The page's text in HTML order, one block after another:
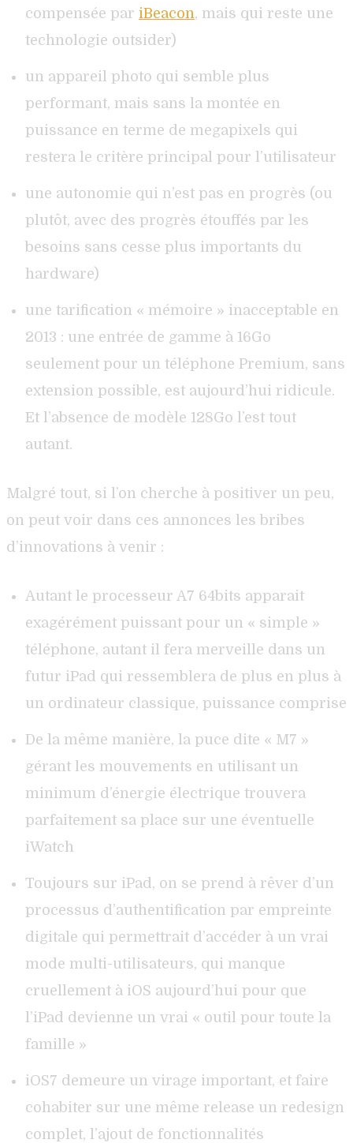
compensée par iBeacon, mais qui reste une
technologie outsider)
un appareil photo qui semble plus
performant, mais sans la montée en
puissance en terme de megapixels qui
restera le critère principal pour l’utilisateur
une autonomie qui n’est pas en progrès (ou
plutôt, avec des progrès étouffés par les
besoins sans cesse plus importants du
hardware)
une tarification « mémoire » inacceptable en
2013 : une entrée de gamme à 16Go
seulement pour un téléphone Premium, sans
extension possible, est aujourd’hui ridicule.
Et l’absence de modèle 128Go l’est tout
autant.
Malgré tout, si l’on cherche à positiver un peu,
on peut voir dans ces annonces les bribes
d’innovations à venir :
Autant le processeur A7 64bits apparait
exagérément puissant pour un « simple »
téléphone, autant il fera merveille dans un
futur iPad qui ressemblera de plus en plus à
un ordinateur classique, puissance comprise
De la même manière, la puce dite « M7 »
gérant les mouvements en utilisant un
minimum d’énergie électrique trouvera
parfaitement sa place sur une éventuelle
iWatch
Toujours sur iPad, on se prend à rêver d’un
processus d’authentification par empreinte
digitale qui permettrait d’accéder à un vrai
mode multi-utilisateurs, qui manque
cruellement à iOS aujourd’hui pour que
l’iPad devienne un vrai « outil pour toute la
famille »
iOS7 demeure un virage important, et faire
cohabiter sur une même release un redesign
complet, l’ajout de fonctionnalités